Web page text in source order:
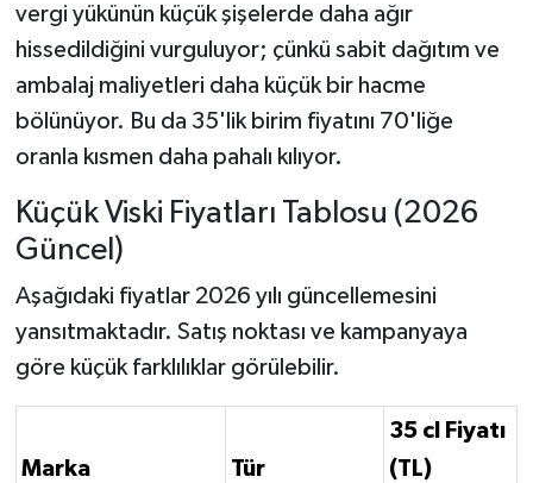
vergi yükünün küçük şişelerde daha ağır
hissedildiğini vurguluyor; çünkü sabit dağıtım ve
ambalaj maliyetleri daha küçük bir hacme
bölünüyor. Bu da 35'lik birim fiyatını 70'liğe
oranla kısmen daha pahalı kılıyor.
Küçük Viski Fiyatları Tablosu (2026
Güncel)
Aşağıdaki fiyatlar 2026 yılı güncellemesini
yansıtmaktadır. Satış noktası ve kampanyaya
göre küçük farklılıklar görülebilir.
Marka Tür
35 cl Fiyatı
(TL)